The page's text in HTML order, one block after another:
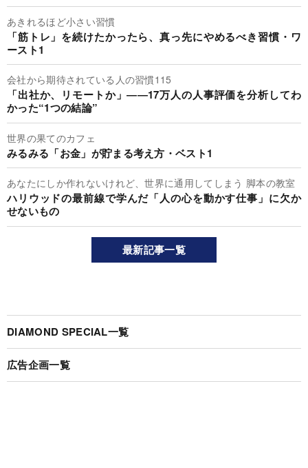
あきれるほど小さい習慣
「筋トレ」を続けたかったら、真っ先にやめるべき習慣・ワ
ースト1
会社から期待されている人の習慣115
「出社か、リモートか」――17万人の人事評価を分析してわ
かった“1つの結論”
世界の果てのカフェ
みるみる「お金」が貯まる考え方・ベスト1
あなたにしか作れないけれど、世界に通用してしまう 脚本の教室
ハリウッドの最前線で学んだ「人の心を動かす仕事」に欠か
せないもの
最新記事一覧
DIAMOND SPECIAL一覧
広告企画一覧